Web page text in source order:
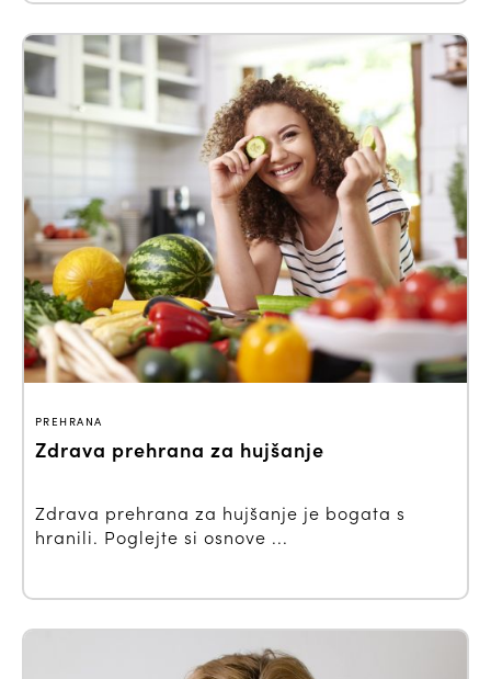
PREHRANA
Zdrava prehrana za hujšanje
Zdrava prehrana za hujšanje je bogata s
hranili. Poglejte si osnove ...